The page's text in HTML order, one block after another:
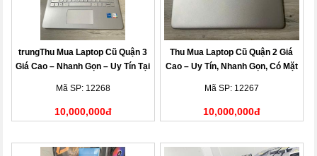
trungThu Mua Laptop Cũ Quận 3
Giá Cao – Nhanh Gọn – Uy Tín Tại
Mã SP: 12268
10,000,000đ
Thu Mua Laptop Cũ Quận 2 Giá
Cao – Uy Tín, Nhanh Gọn, Có Mặt
Mã SP: 12267
10,000,000đ